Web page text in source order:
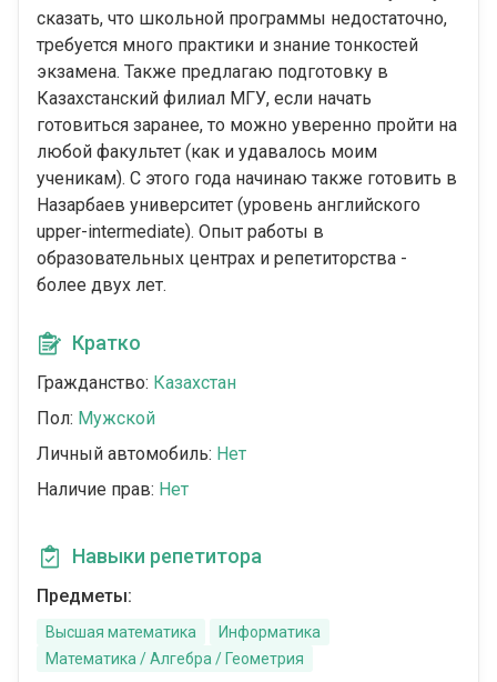
сказать, что школьной программы недостаточно,
требуется много практики и знание тонкостей
экзамена. Также предлагаю подготовку в
Казахстанский филиал МГУ, если начать
готовиться заранее, то можно уверенно пройти на
любой факультет (как и удавалось моим
ученикам). С этого года начинаю также готовить в
Назарбаев университет (уровень английского
upper-intermediate). Опыт работы в
образовательных центрах и репетиторства -
более двух лет.
Кратко
Гражданство: Казахстан
Пол: Мужской
Личный автомобиль: Нет
Наличие прав: Нет
Навыки репетитора
Предметы:
Высшая математика
Информатика
Математика / Алгебра / Геометрия